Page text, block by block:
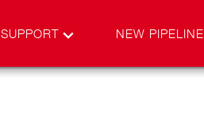
SUPPORT NEW PIPELINE